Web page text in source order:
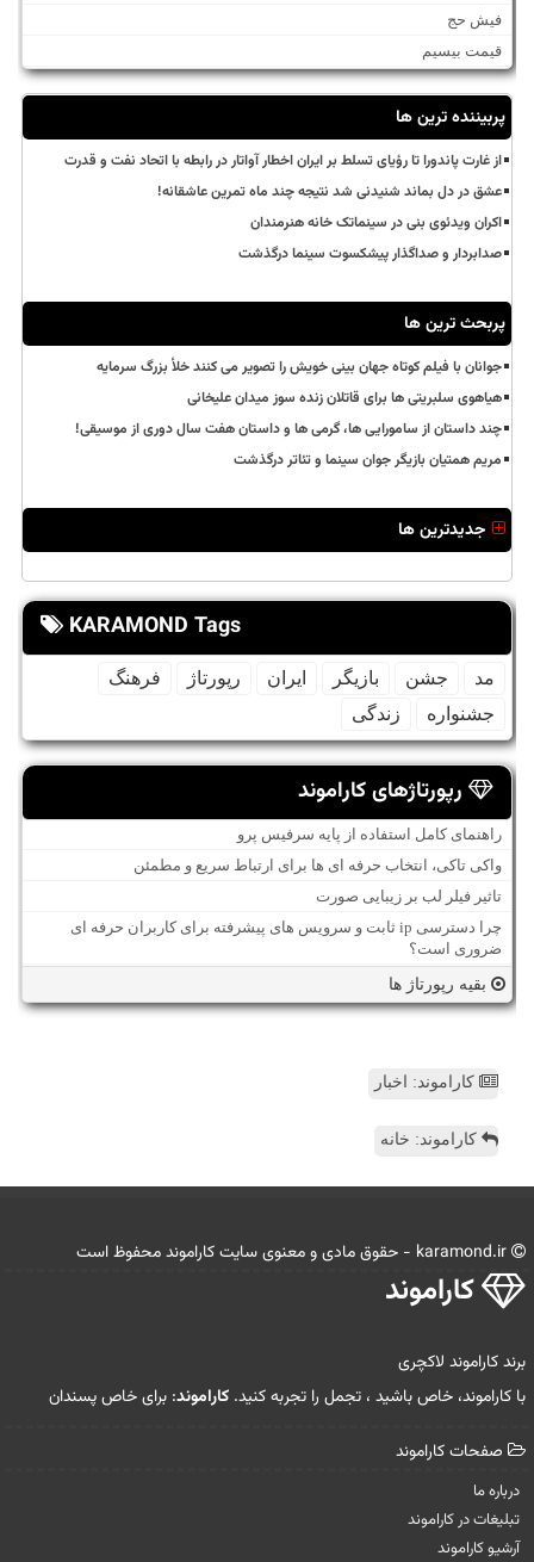
فیش حج
قیمت بیسیم
پربیننده ترین ها
از غارت پاندورا تا رؤیای تسلط بر ایران اخطار آواتار در رابطه با اتحاد نفت و قدرت
عشق در دل بماند شنیدنی شد نتیجه چند ماه تمرین عاشقانه!
اکران ویدئوی بنی در سینماتک خانه هنرمندان
صدابردار و صداگذار پیشکسوت سینما درگذشت
پربحث ترین ها
جوانان با فیلم کوتاه جهان بینی خویش را تصویر می کنند خلأ بزرگ سرمایه
هیاهوی سلبریتی ها برای قاتلان زنده سوز میدان علیخانی
چند داستان از سامورایی ها، گرمی ها و داستان هفت سال دوری از موسیقی!
مریم همتیان بازیگر جوان سینما و تئاتر درگذشت
جدیدترین ها
KARAMOND Tags
مد جشن بازیگر ایران رپورتاژ
فرهنگ
جشنواره
زندگی
رپورتاژهای کاراموند
راهنمای کامل استفاده از پایه سرفیس پرو
واکی تاکی، انتخاب حرفه ای ها برای ارتباط سریع و مطمئن
تاثیر فیلر لب بر زیبایی صورت
چرا دسترسی ip ثابت و سرویس های پیشرفته برای کاربران حرفه ای
ضروری است؟
بقیه رپورتاژ ها
کاراموند: اخبار
کاراموند: خانه
كاراموند
برند کاراموند لاکچری
با کاراموند، خاص باشید ، تجمل را تجربه کنید. کاراموند: برای خاص پسندان
صفحات كاراموند
درباره ما
تبلیغات در كاراموند
آرشیو كاراموند